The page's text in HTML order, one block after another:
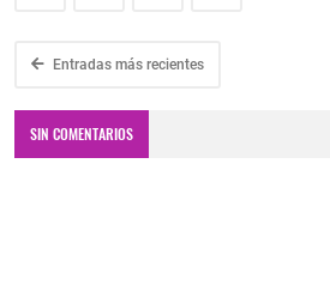
Entradas más recientes
SIN COMENTARIOS